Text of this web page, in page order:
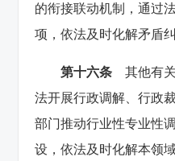
的衔接联动机制，通过
项，依法及时化解矛盾纠
第十六条 其他有
法开展行政调解、行政
部门推动行业性专业性
设，依法及时化解本领